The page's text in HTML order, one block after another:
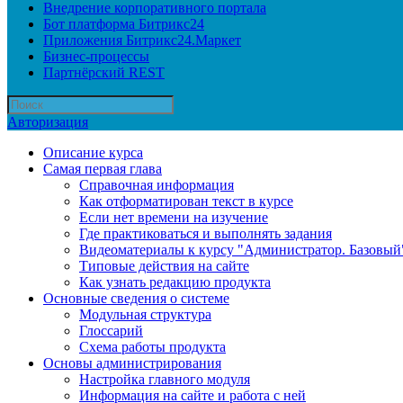
Внедрение корпоративного портала
Бот платформа Битрикс24
Приложения Битрикс24.Маркет
Бизнес-процессы
Партнёрский REST
Авторизация
Описание курса
Самая первая глава
Справочная информация
Как отформатирован текст в курсе
Если нет времени на изучение
Где практиковаться и выполнять задания
Видеоматериалы к курсу "Администратор.
Типовые действия на сайте
Как узнать редакцию продукта
Основные сведения о системе
Модульная структура
Глоссарий
Схема работы продукта
Основы администрирования
Настройка главного модуля
Информация на сайте и работа с ней